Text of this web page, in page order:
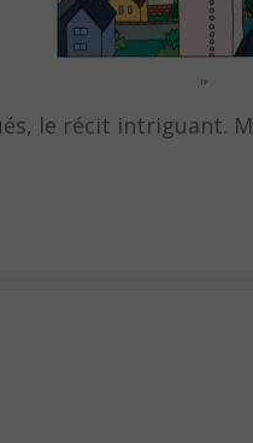
le récit intriguant.